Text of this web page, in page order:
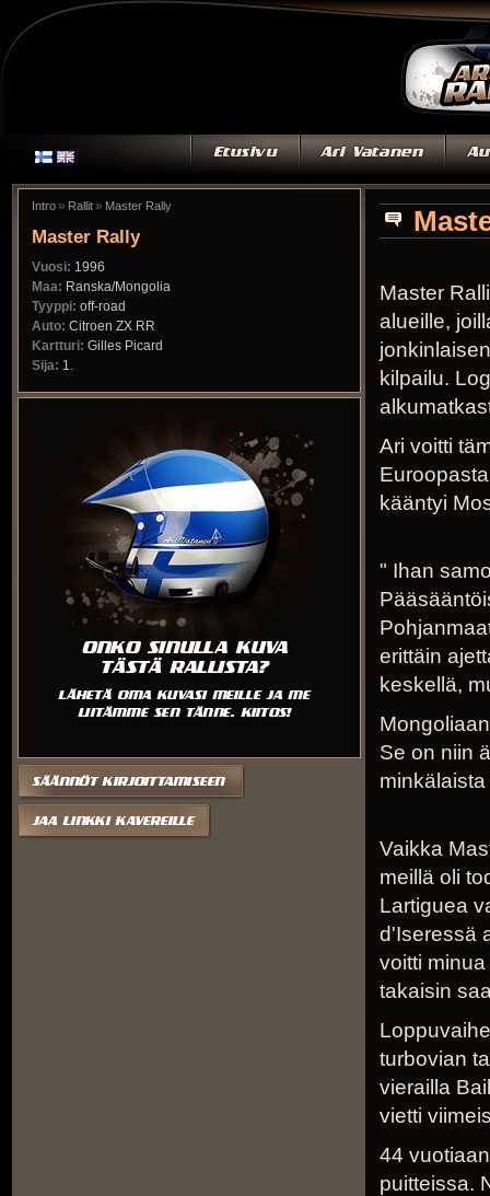
Intro » Rallit » Master Rally
Master Rally
Vuosi: 1996
Maa: Ranska/Mongolia
Tyyppi: off-road
Auto: Citroen ZX RR
Kartturi: Gilles Picard
Sija: 1.
Master
alueille,
kilpailu.
Ari voitti
kääntyi
" Ihan
erittäin
keskellä,
Se on niin
Vaikka
meillä oli
Lartiguea
d'Iseressä
voitti
takaisin
turbovian
vierailla
vietti
44
puitteissa.